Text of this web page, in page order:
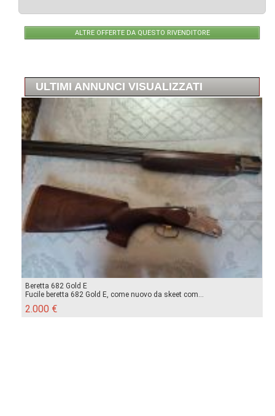
ALTRE OFFERTE DA QUESTO RIVENDITORE
ULTIMI ANNUNCI VISUALIZZATI
Beretta 682 Gold E
Fucile beretta 682 Gold E, come nuovo da skeet com...
2.000 €